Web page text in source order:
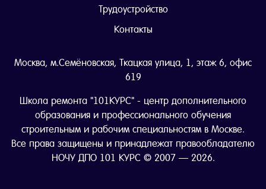
Трудоустройство
Контакты
Москва, м.Семёновская, Ткацкая улица, 1, этаж 6, офис
619
Школа ремонта "101КУРС" - центр дополнительного
образования и профессионального обучения
строительным и рабочим специальностям в Москве.
Все права защищены и принадлежат правообладателю
НОЧУ ДПО 101 КУРС © 2007 — 2026.